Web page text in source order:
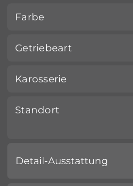
Farbe
Getriebeart
Karosserie
Standort
Detail-Ausstattung